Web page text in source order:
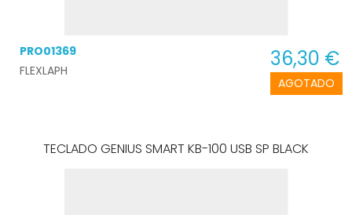
AGOTADO
PRO01369
FLEXLAPH
36,30 €
TECLADO GENIUS SMART KB-100 USB SP BLACK